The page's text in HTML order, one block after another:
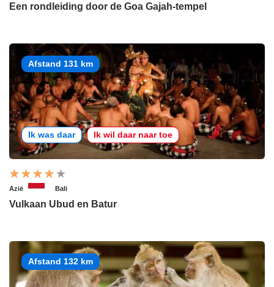
Een rondleiding door de Goa Gajah-tempel
Afstand 131 km
Ik was daar Ik wil daar naar toe
Azië Bali
Vulkaan Ubud en Batur
Afstand 132 km